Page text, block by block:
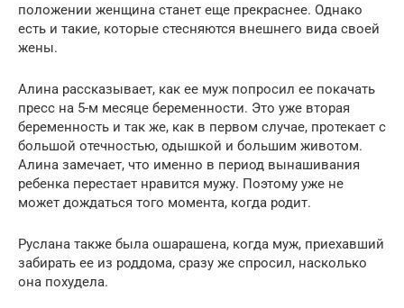
положении женщина станет еще прекраснее. Однако
есть и такие, которые стесняются внешнего вида своей
жены.
Алина рассказывает, как ее муж попросил ее покачать
пресс на 5-м месяце беременности. Это уже вторая
беременность и так же, как в первом случае, протекает с
большой отечностью, одышкой и большим животом.
Алина замечает, что именно в период вынашивания
ребенка перестает нравится мужу. Поэтому уже не
может дождаться того момента, когда родит.
Руслана также была ошарашена, когда муж, приехавший
забирать ее из роддома, сразу же спросил, насколько
она похудела.